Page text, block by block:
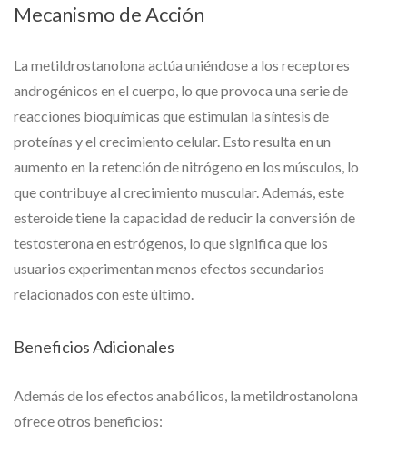
Mecanismo de Acción
La metildrostanolona actúa uniéndose a los receptores
androgénicos en el cuerpo, lo que provoca una serie de
reacciones bioquímicas que estimulan la síntesis de
proteínas y el crecimiento celular. Esto resulta en un
aumento en la retención de nitrógeno en los músculos, lo
que contribuye al crecimiento muscular. Además, este
esteroide tiene la capacidad de reducir la conversión de
testosterona en estrógenos, lo que significa que los
usuarios experimentan menos efectos secundarios
relacionados con este último.
Beneficios Adicionales
Además de los efectos anabólicos, la metildrostanolona
ofrece otros beneficios: